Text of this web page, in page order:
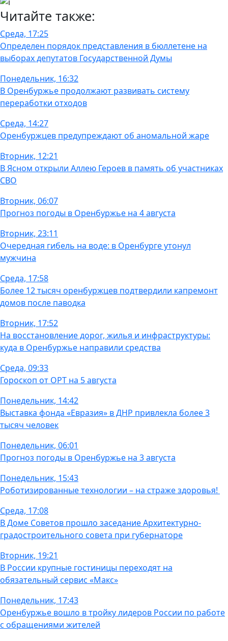
Читайте также:
Среда, 17:25
Определен порядок представления в бюллетене на
выборах депутатов Государственной Думы
Понедельник, 16:32
В Оренбуржье продолжают развивать систему
переработки отходов
Среда, 14:27
Оренбуржцев предупреждают об аномальной жаре
Вторник, 12:21
В Ясном открыли Аллею Героев в память об участниках
СВО
Вторник, 06:07
Прогноз погоды в Оренбуржье на 4 августа
Вторник, 23:11
Очередная гибель на воде: в Оренбурге утонул
мужчина
Среда, 17:58
Более 12 тысяч оренбуржцев подтвердили капремонт
домов после паводка
Вторник, 17:52
На восстановление дорог, жилья и инфраструктуры:
куда в Оренбуржье направили средства
Среда, 09:33
Гороскоп от ОРТ на 5 августа
Понедельник, 14:42
Выставка фонда «Евразия» в ДНР привлекла более 3
тысяч человек
Понедельник, 06:01
Прогноз погоды в Оренбуржье на 3 августа
Понедельник, 15:43
Роботизированные технологии – на страже здоровья!
Среда, 17:08
В Доме Советов прошло заседание Архитектурно-
градостроительного совета при губернаторе
Вторник, 19:21
В России крупные гостиницы переходят на
обязательный сервис «Макс»
Понедельник, 17:43
Оренбуржье вошло в тройку лидеров России по работе
с обращениями жителей